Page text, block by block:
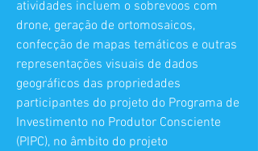
atividades incluem o sobrevoos com
drone, geração de ortomosaicos,
confecção de mapas temáticos e outras
representações visuais de dados
geográficos das propriedades
participantes do projeto do Programa de
Investimento no Produtor Consciente
(PIPC), no âmbito do projeto